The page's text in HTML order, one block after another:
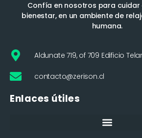
Confía en nosotros para cuidar
bienestar, en un ambiente de
humana.
Aldunate 719, of 709 Edificio
contacto@zerison.cl
Enlaces útiles